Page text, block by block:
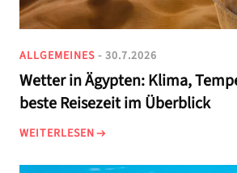
ALLGEMEINES - 30.7.2026
Wetter in Ägypten: Klima,
beste Reisezeit im Überblick
WEITERLESEN